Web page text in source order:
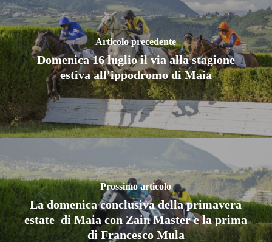
Articolo precedente
Domenica 16 luglio il via alla stagione
estiva all'ippodromo di Maia
Prossimo articolo
La domenica conclusiva della primavera
estate di Maia con Zain Master e la prima
di Francesco Mula